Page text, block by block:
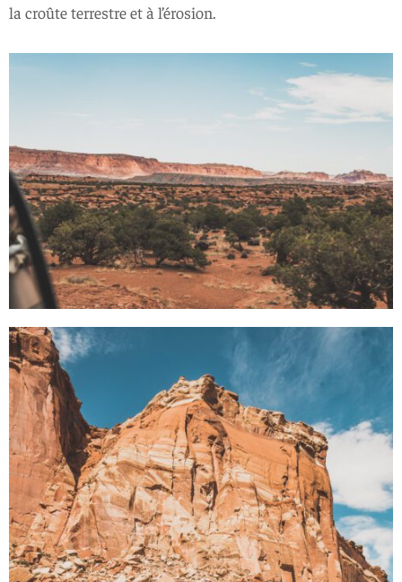
la croûte terrestre et à l’érosion.